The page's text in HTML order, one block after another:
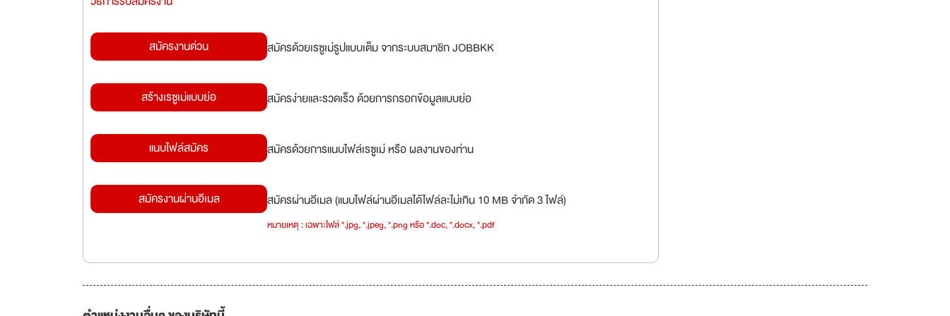
สมัครงานด่วน สมัครด้วยเรซูเม่รูปแบบเต็ม จากระบบสมาชิก JOBBKK
สร้างเรซูเม่แบบย่อ สมัครง่ายและรวดเร็ว ด้วยการกรอกข้อมูลแบบย่อ
แนบไฟล์สมัคร สมัครด้วยการแนบไฟล์เรซูเม่ หรือ ผลงานของท่าน
สมัครงานผ่านอีเมล สมัครผ่านอีเมล (แนบไฟล์ผ่านอีเมลได้ไฟล์ละไม่เกิน 10 MB จำกัด 3 ไฟล์)
หมายเหตุ : เฉพาะไฟล์ *.jpg, *.jpeg, *.png หรือ *.doc, *.docx, *.pdf